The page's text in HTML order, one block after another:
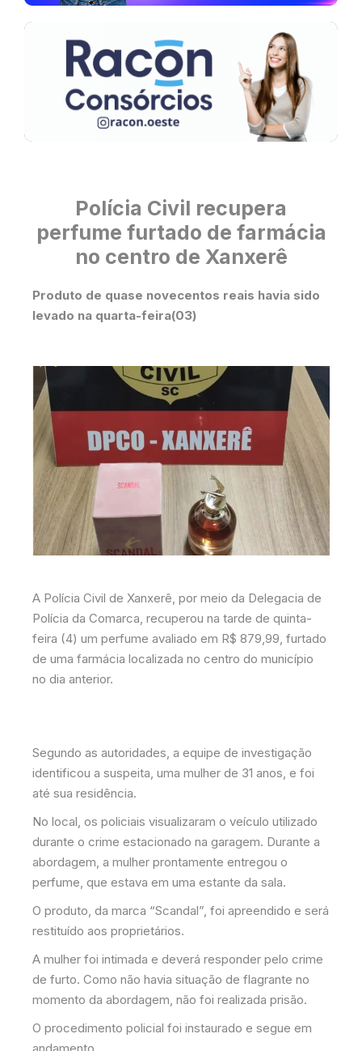
Polícia Civil recupera
perfume furtado de farmácia
no centro de Xanxerê
Produto de quase novecentos reais havia sido
levado na quarta-feira(03)
A Polícia Civil de Xanxerê, por meio da Delegacia de
Polícia da Comarca, recuperou na tarde de quinta-
feira (4) um perfume avaliado em R$ 879,99, furtado
de uma farmácia localizada no centro do município
no dia anterior.
Segundo as autoridades, a equipe de investigação
identificou a suspeita, uma mulher de 31 anos, e foi
até sua residência.
No local, os policiais visualizaram o veículo utilizado
durante o crime estacionado na garagem. Durante a
abordagem, a mulher prontamente entregou o
perfume, que estava em uma estante da sala.
O produto, da marca “Scandal”, foi apreendido e será
restituído aos proprietários.
A mulher foi intimada e deverá responder pelo crime
de furto. Como não havia situação de flagrante no
momento da abordagem, não foi realizada prisão.
O procedimento policial foi instaurado e segue em